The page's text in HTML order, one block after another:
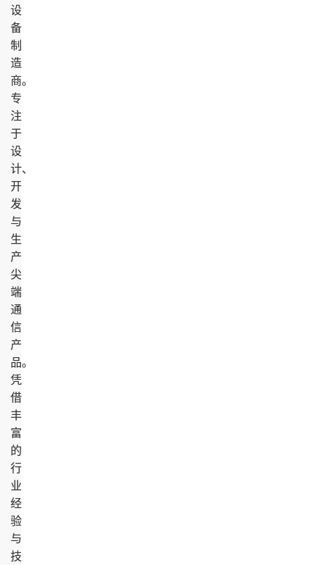
设
备
制
造
商。
专
注
于
设
计、
开
发
与
生
产
尖
端
通
信
产
品。
凭
借
丰
富
的
行
业
经
验
与
技